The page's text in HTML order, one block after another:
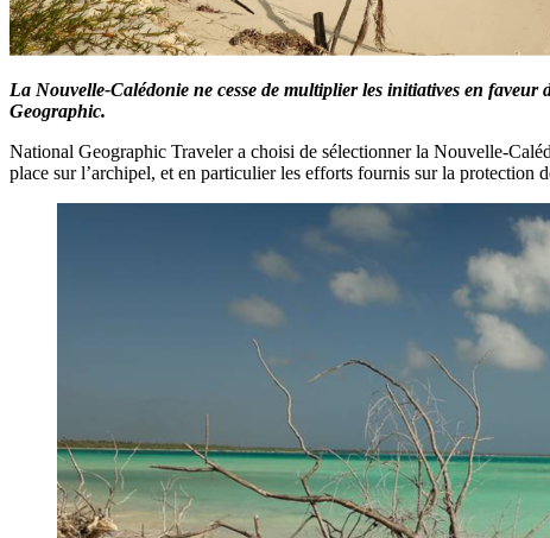
La Nouvelle-Calédonie ne cesse de multiplier les initiatives en
Geographic.
National Geographic Traveler a choisi de sélectionner la Nouvelle-
place sur l’archipel, et en particulier les efforts fournis sur la protection